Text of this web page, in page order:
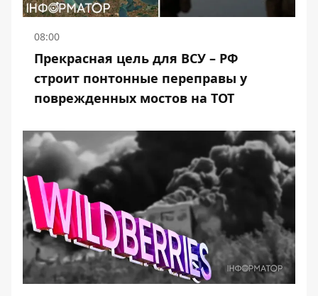
08:00
Прекрасная цель для ВСУ – РФ
строит понтонные переправы у
поврежденных мостов на ТОТ